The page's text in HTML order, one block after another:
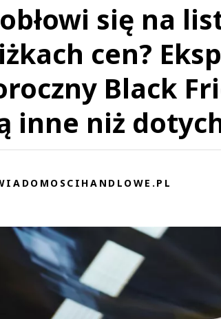
się na
cen?
Black
inne niż